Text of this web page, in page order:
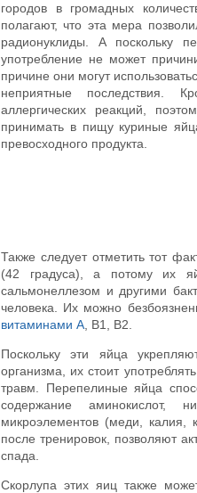
городов в громадных
полагают, что эта мера
радионуклиды. А поскольку
употребление не может
причине они могут
неприятные последствия.
аллергических реакций,
принимать в пищу куриные
превосходного продукта.
Также следует отметить тот
(42 градуса), а потому их
сальмонеллезом и другими
человека. Их можно
витаминами А , В1, В2.
Поскольку эти яйца
организма, их стоит
травм. Перепелиные яйца
содержание аминокислот,
микроэлементов (меди, калия,
после тренировок, позволяют
спада.
Скорлупа этих яиц также